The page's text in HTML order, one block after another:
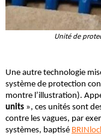
Unité de
Une autre technologie
système de protection
montre l’illustration).
units», ces unités sont
contre les vagues, par
systèmes, baptisé